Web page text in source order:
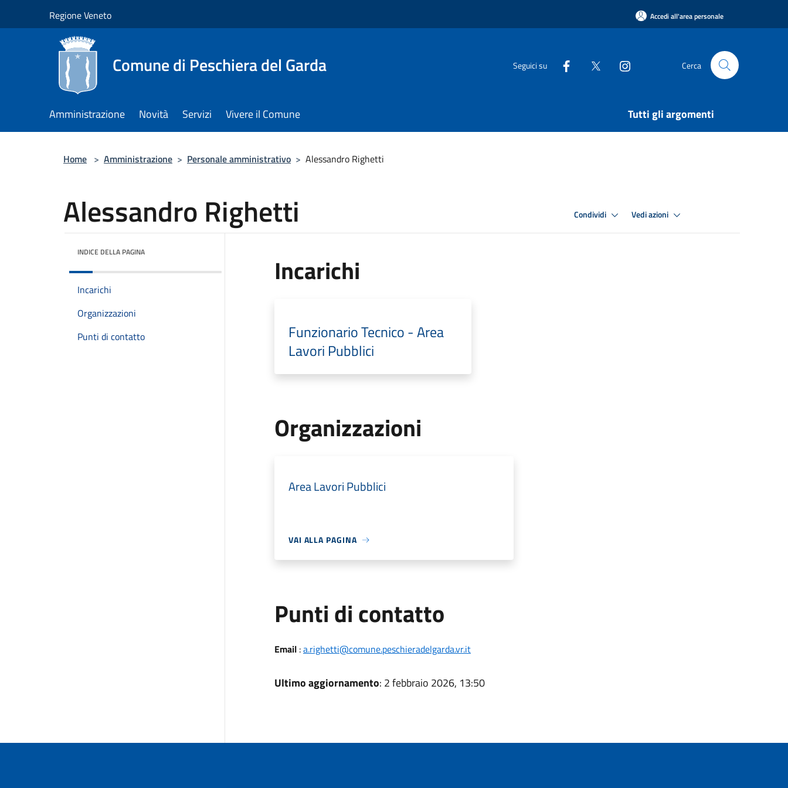
Regione Veneto Accedi all'area personale
Comune di Peschiera del Garda Seguici su Cerca
Amministrazione Novità Servizi Vivere il Comune Tutti gli argomenti
Home > Amministrazione > Personale amministrativo > Alessandro Righetti
Alessandro Righetti Condividi Vedi azioni
INDICE DELLA PAGINA
Incarichi
Organizzazioni
Punti di contatto
Incarichi
Funzionario Tecnico - Area
Lavori Pubblici
Organizzazioni
Area Lavori Pubblici
VAI ALLA PAGINA
Punti di contatto
Email:a.righetti@comune.peschieradelgarda.vr.it
Ultimo aggiornamento: 2 febbraio 2026, 13:50